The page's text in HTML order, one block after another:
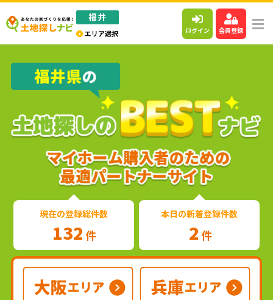
ログイン 会員登録
現在の登録総件数
132 件
本日の新着登録件数
2 件